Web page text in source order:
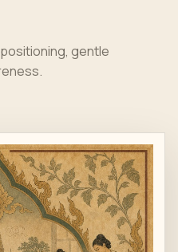
gentle